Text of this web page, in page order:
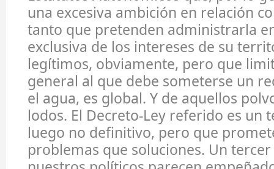
una excesiva ambición en relación
tanto que pretenden administrarla
exclusiva de los intereses de su
legítimos, obviamente, pero que
general al que debe someterse un
el agua, es global. Y de aquellos
lodos. El Decreto-Ley referido es un
luego no definitivo, pero que
problemas que soluciones. Un